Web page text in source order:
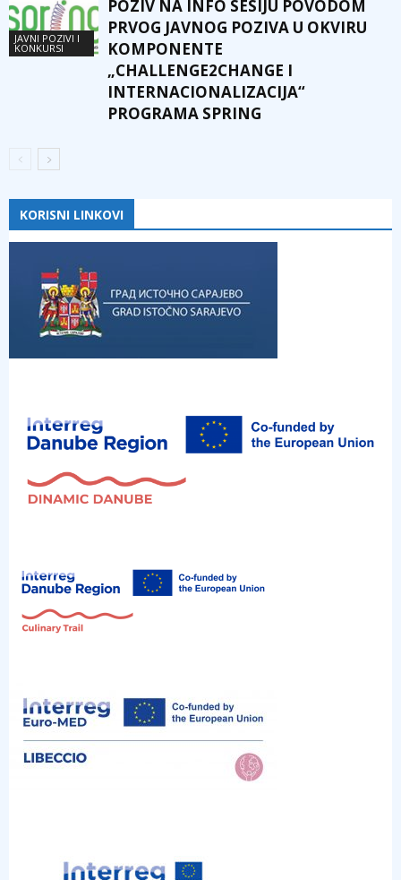
JAVNI POZIVI I
KONKURSI
POZIV NA INFO SESIJU POVODOM
PRVOG JAVNOG POZIVA U OKVIRU
KOMPONENTE
„CHALLENGE2CHANGE I
INTERNACIONALIZACIJA“
PROGRAMA SPRING
KORISNI LINKOVI